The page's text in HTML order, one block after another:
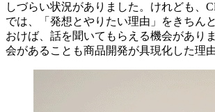
しづらい状況がありました。けれども、
では、「発想とやりたい理由」をきちん
おけば、話を聞いてもらえる機会があり
会があることも商品開発が具現化した理